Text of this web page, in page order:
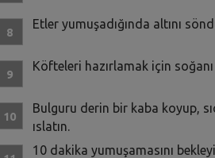
Etler yumuşadığında altını
Köfteleri hazırlamak için soğanı
Bulguru derin bir kaba koyup,
ıslatın.
10 dakika yumuşamasını